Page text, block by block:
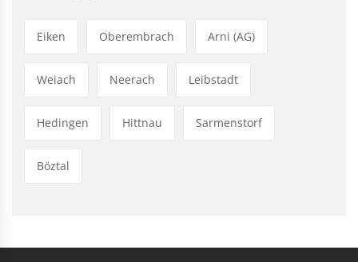
Eiken Oberembrach Arni (AG)
Weiach Neerach Leibstadt
Hedingen Hittnau Sarmenstorf
Böztal